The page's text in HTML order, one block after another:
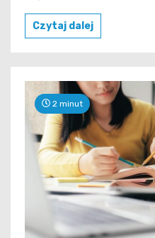
Czytaj dalej
2 minut